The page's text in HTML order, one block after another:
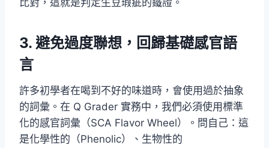
3. 避免過度聯想，回歸基礎感官語
言
許多初學者在喝到不好的味道時，會使用過於抽象
的詞彙。在 Q Grader 實務中，我們必須使用標準
化的感官詞彙（SCA Flavor Wheel）。問自己：這
是化學性的（Phenolic）、生物性的